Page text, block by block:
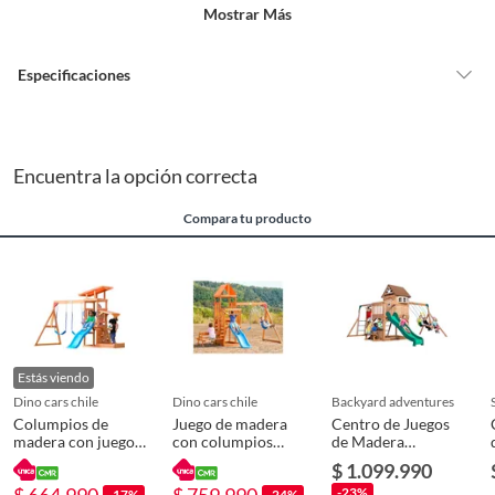
Pinturas de un color a solicitud.
Mostrar Más
Especificaciones
3 MESES EN ESTRUCTURA
producto
Nuevo
Detalle de la
Condición
Tipo
Encuentra la opción correcta
Compara tu producto
Estás viendo
dino cars chile
Columpios de
madera con juego
integrado
dino cars chile
Juego de madera
con columpios
para exterior con
mesa picnic y muro
backyard adventures
Centro de Juegos
de Madera
485x287x457 cm
Café
$ 1.099.990